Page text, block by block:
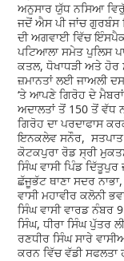
ਅਨੁਸਾਰ ਯੁੱਧ ਨਸਿਆ
ਜਦੋਂ ਐਸ ਪੀ ਜਾਂਚ ਗੁਰਬੰਸ
ਦੀ ਅਗਵਾਈ ਵਿੱਚ
ਪਟਿਆਲਾ ਸਮੇਤ ਪੁਲਿਸ
ਕਤਲ, ਧੋਖਾਧੜੀ ਅਤੇ ਹੋਰ
ਜ਼ਮਾਨਤਾਂ ਲਈ ਜਾਅਲੀ
‘ਤੇ ਆਪਣੇ ਗਿਰੋਹ ਦੇ
ਅਦਾਲਤਾਂ ਤੋਂ 150 ਤੋਂ ਵੱਧ
ਗਿਰੋਹ ਦਾ ਪਰਦਾਫਾਸ
ਇਨਕਲੇਵ ਸਨੌਰ,
ਕੋਟਕਪੁਰਾ ਰੋਡ ਸ੍ਰੀ
ਸਿੰਘ ਵਾਸੀ ਪਿੰਡ
ਛੱਜੂਭੱਟ ਥਾਣਾ ਸਦਰ
ਵਾਸੀ ਮਹਾਵੀਰ ਕਲੋਨੀ
ਸਿੰਘ ਵਾਸੀ ਵਾਰਡ ਨੰਬਰ
ਸਿੰਘ, ਧੀਰਾ ਸਿੰਘ ਪੁੱਤਰ
ਰਣਧੀਰ ਸਿੰਘ ਸਾਰੇ
ਕਰਨ ਵਿੱਚ ਵੱਡੀ ਸਫਲਤਾ